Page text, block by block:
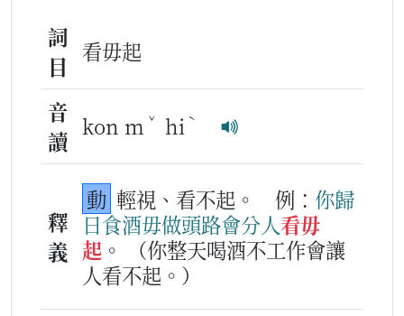
詞
目
看毋起
音
讀
kon m ˇ hi ˋ
釋
義
動 輕視、看不起。 例： 你歸
日食酒毋做頭路會分人看毋
起 。
（你整天喝酒不工作會讓
人看不起。）